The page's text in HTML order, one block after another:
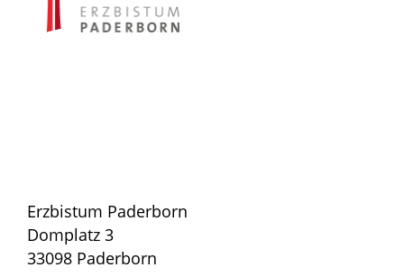
Erzbistum Paderborn
Domplatz 3
33098 Paderborn